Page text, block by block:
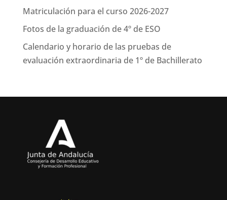
Matriculación para el curso 2026-2027
Fotos de la graduación de 4º de ESO
Calendario y horario de las pruebas de
evaluación extraordinaria de 1º de Bachillerato